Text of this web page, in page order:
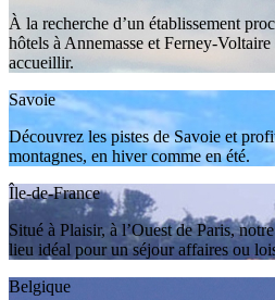
À la recherche d’un établissement
hôtels à Annemasse et Ferney-
accueillir.
Savoie
Découvrez les pistes de Savoie et
montagnes, en hiver comme en été.
Île-de-France
Situé à Plaisir, à l’Ouest de Paris,
lieu idéal pour un séjour affaires ou
Belgique